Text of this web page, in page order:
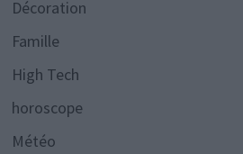
Décoration
Famille
High Tech
horoscope
Météo